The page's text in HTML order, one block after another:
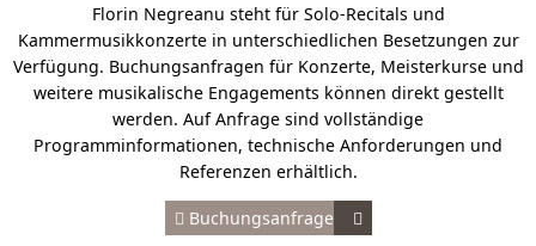
Florin Negreanu steht für Solo-Recitals und
Kammermusikkonzerte in unterschiedlichen Besetzungen zur
Verfügung. Buchungsanfragen für Konzerte, Meisterkurse und
weitere musikalische Engagements können direkt gestellt
werden. Auf Anfrage sind vollständige
Programminformationen, technische Anforderungen und
Referenzen erhältlich.
Buchungsanfrage